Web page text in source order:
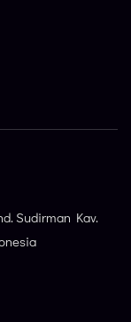
Sudirman Kav.